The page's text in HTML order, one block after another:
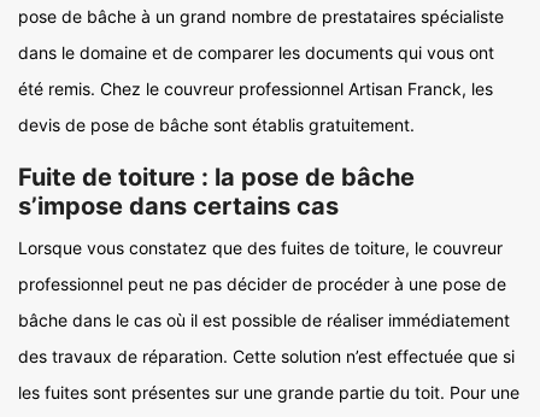
pose de bâche à un grand nombre de prestataires spécialiste
dans le domaine et de comparer les documents qui vous ont
été remis. Chez le couvreur professionnel Artisan Franck, les
devis de pose de bâche sont établis gratuitement.
Fuite de toiture : la pose de bâche
s’impose dans certains cas
Lorsque vous constatez que des fuites de toiture, le couvreur
professionnel peut ne pas décider de procéder à une pose de
bâche dans le cas où il est possible de réaliser immédiatement
des travaux de réparation. Cette solution n’est effectuée que si
les fuites sont présentes sur une grande partie du toit. Pour une